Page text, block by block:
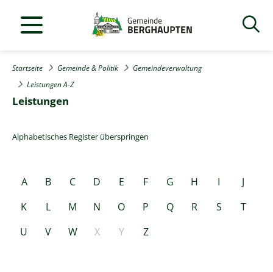
Startseite Gemeinde & Politik
Gemeindeverwaltung
Leistungen A-Z
Leistungen
Alphabetisches Register überspringen
A B C D E F G H I
J
K
L M N O P Q R S
T
U
V W X Y Z